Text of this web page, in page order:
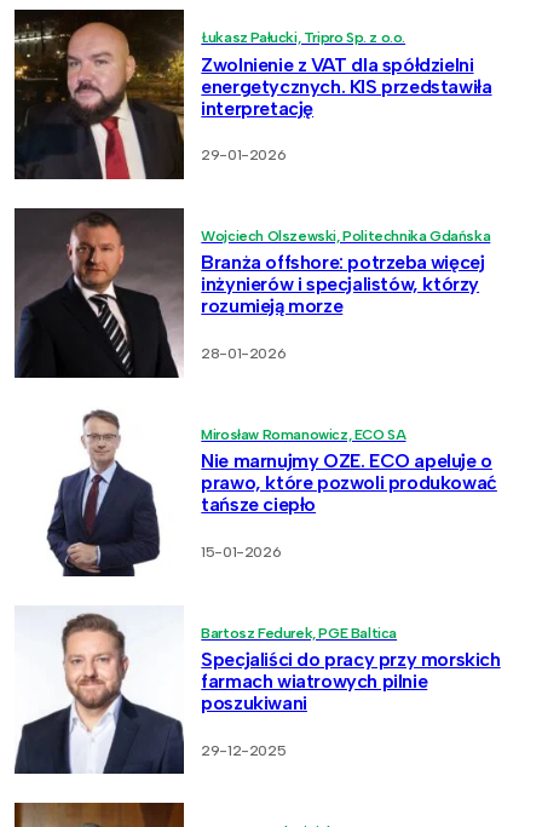
Łukasz Pałucki, Tripro Sp. z o.o.
Zwolnienie z VAT dla spółdzielni
energetycznych. KIS przedstawiła
interpretację
29-01-2026
Wojciech Olszewski, Politechnika Gdańska
Branża offshore: potrzeba więcej
inżynierów i specjalistów, którzy
rozumieją morze
28-01-2026
Mirosław Romanowicz, ECO SA
Nie marnujmy OZE. ECO apeluje o
prawo, które pozwoli produkować
tańsze ciepło
15-01-2026
Bartosz Fedurek, PGE Baltica
Specjaliści do pracy przy morskich
farmach wiatrowych pilnie
poszukiwani
29-12-2025